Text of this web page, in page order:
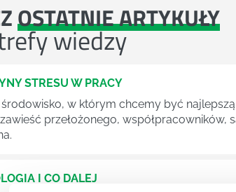
OSTATNIE ARTYKUŁY
wiedzy
STRESU W PRACY
w którym chcemy być
przełożonego, współpracowników,
I CO DALEJ